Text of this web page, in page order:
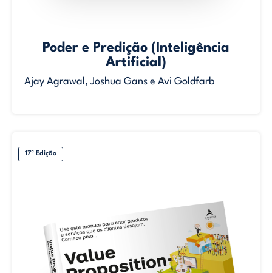
Poder e Predição (Inteligência
Artificial)
Ajay Agrawal, Joshua Gans e Avi Goldfarb
17ª Edição